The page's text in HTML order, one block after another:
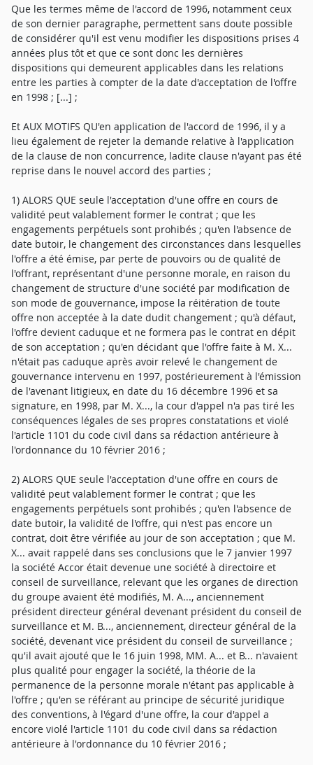
Que les termes même de l'accord de 1996, notamment ceux
de son dernier paragraphe, permettent sans doute possible
de considérer qu'il est venu modifier les dispositions prises 4
années plus tôt et que ce sont donc les dernières
dispositions qui demeurent applicables dans les relations
entre les parties à compter de la date d'acceptation de l'offre
en 1998 ; [...] ;
Et AUX MOTIFS QU'en application de l'accord de 1996, il y a
lieu également de rejeter la demande relative à l'application
de la clause de non concurrence, ladite clause n'ayant pas été
reprise dans le nouvel accord des parties ;
1) ALORS QUE seule l'acceptation d'une offre en cours de
validité peut valablement former le contrat ; que les
engagements perpétuels sont prohibés ; qu'en l'absence de
date butoir, le changement des circonstances dans lesquelles
l'offre a été émise, par perte de pouvoirs ou de qualité de
l'offrant, représentant d'une personne morale, en raison du
changement de structure d'une société par modification de
son mode de gouvernance, impose la réitération de toute
offre non acceptée à la date dudit changement ; qu'à défaut,
l'offre devient caduque et ne formera pas le contrat en dépit
de son acceptation ; qu'en décidant que l'offre faite à M. X...
n'était pas caduque après avoir relevé le changement de
gouvernance intervenu en 1997, postérieurement à l'émission
de l'avenant litigieux, en date du 16 décembre 1996 et sa
signature, en 1998, par M. X..., la cour d'appel n'a pas tiré les
conséquences légales de ses propres constatations et violé
l'article 1101 du code civil dans sa rédaction antérieure à
l'ordonnance du 10 février 2016 ;
2) ALORS QUE seule l'acceptation d'une offre en cours de
validité peut valablement former le contrat ; que les
engagements perpétuels sont prohibés ; qu'en l'absence de
date butoir, la validité de l'offre, qui n'est pas encore un
contrat, doit être vérifiée au jour de son acceptation ; que M.
X... avait rappelé dans ses conclusions que le 7 janvier 1997
la société Accor était devenue une société à directoire et
conseil de surveillance, relevant que les organes de direction
du groupe avaient été modifiés, M. A..., anciennement
président directeur général devenant président du conseil de
surveillance et M. B..., anciennement, directeur général de la
société, devenant vice président du conseil de surveillance ;
qu'il avait ajouté que le 16 juin 1998, MM. A... et B... n'avaient
plus qualité pour engager la société, la théorie de la
permanence de la personne morale n'étant pas applicable à
l'offre ; qu'en se référant au principe de sécurité juridique
des conventions, à l'égard d'une offre, la cour d'appel a
encore violé l'article 1101 du code civil dans sa rédaction
antérieure à l'ordonnance du 10 février 2016 ;